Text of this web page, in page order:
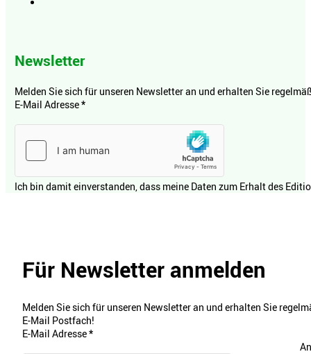
Newsletter
Melden Sie sich für unseren Newsletter an und erhalten Sie
E-Mail Adresse*
Ich bin damit einverstanden, dass meine Daten zum Erhalt des
Für Newsletter anmelden
Melden Sie sich für unseren Newsletter an und erhalten Sie
E-Mail Postfach!
E-Mail Adresse*